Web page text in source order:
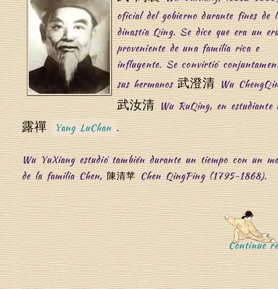
oficial del gobierno durante fines de
dinastía Qing. Se dice que era un
proveniente de una familia rica e
influyente. Se convirtió
sus hermanos武澄清Wu
武汝清Wu RuQing, en
露禪 Yang LuChan .
Wu YuXiang estudió también durante un tiempo con un
de la familia Chen,陳清苹Chen QingPing (1795-1868).
Continue